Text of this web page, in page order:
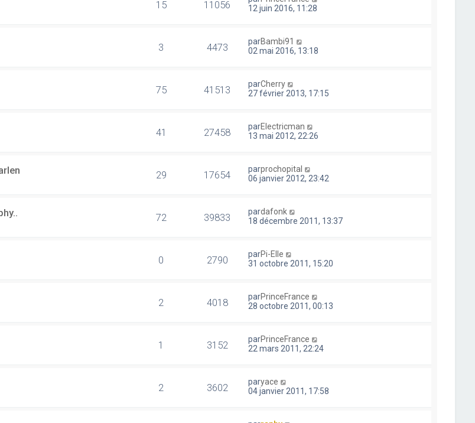
15 11056
12 juin 2016, 11:28
3 4473 parBambi91
02 mai 2016, 13:18
75 41513 parCherry
27 février 2013, 17:15
41 27458 parElectricman
13 mai 2012, 22:26
29 17654 parprochopital
06 janvier 2012, 23:42
72 39833 pardafonk
18 décembre 2011, 13:37
0 2790 parPi-Elle
31 octobre 2011, 15:20
2 4018 parPrinceFrance
28 octobre 2011, 00:13
1 3152 parPrinceFrance
22 mars 2011, 22:24
2 3602 paryace
04 janvier 2011, 17:58